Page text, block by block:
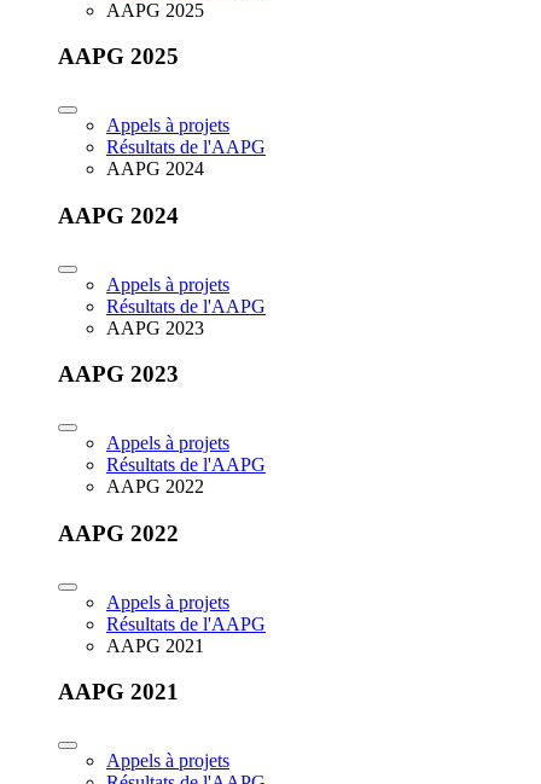
AAPG 2025
AAPG 2025
Appels à projets
Résultats de l'AAPG
AAPG 2024
AAPG 2024
Appels à projets
Résultats de l'AAPG
AAPG 2023
AAPG 2023
Appels à projets
Résultats de l'AAPG
AAPG 2022
AAPG 2022
Appels à projets
Résultats de l'AAPG
AAPG 2021
AAPG 2021
Appels à projets